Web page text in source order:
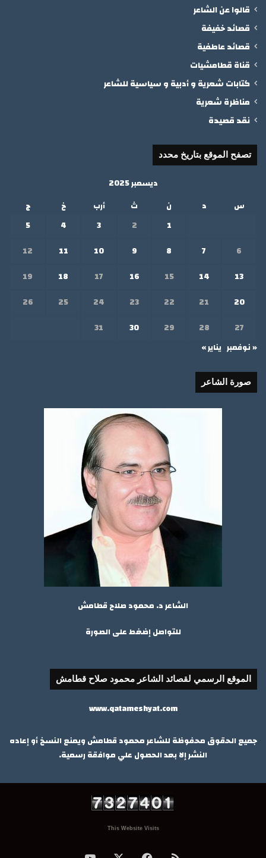
قالوا عن الشاعر
قصائد خفيفة
قصائد عاطفية
قناة قطامشيات
كتابات شعرية و أدبية و سياسية للشاعر
مناظرة شعرية
نقد قصيدة
تصفح الموقع بتاريخ محدد
ديسمبر 2025
س
د ن ث أرب خ
ج
1
2
3
4
5
6
7
8
9
10
11
12
13
14
15
16
17
18
19
20
21
22
23
24
25
26
27
28
29
30
31
« نوفمبر يناير »
صورة الشاعر
الشاعر د. محمود صلاح قطامش
للتواصل إضغط على الصورة
الموقع الرسمي لقصائد الشاعر محمود صلاح قطامش
www.qatameshyat.com
جميع الحقوق محفوظة للشاعر محمود قطامش ويمنع النسخ أو إعاده
النشر إلا بعد الحصول علي موافقة رسمية.
This Website Visits